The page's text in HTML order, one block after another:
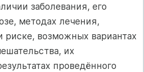
заболевания, его
методах лечения,
риске, возможных вариантах
их
проведённого